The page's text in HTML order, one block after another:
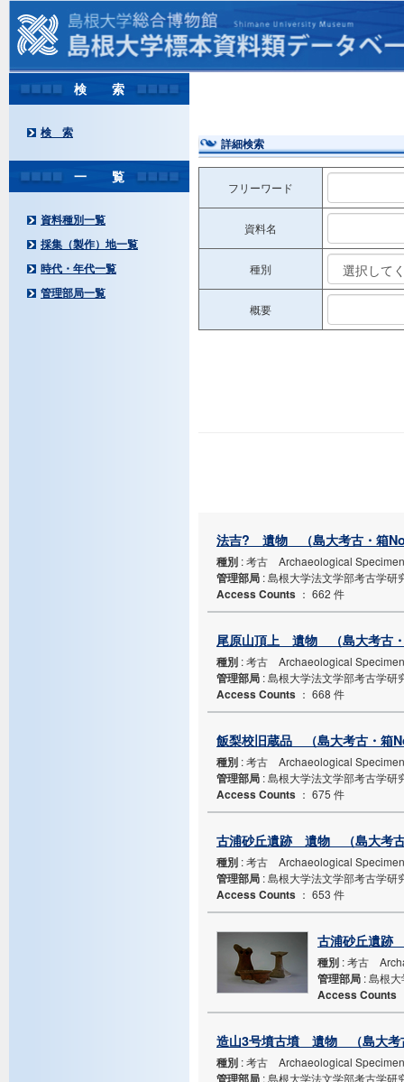
検 索
検 索
一 覧
資料種別一覧
採集（製作）地一覧
時代・年代一覧
管理部局一覧
詳細検索
フリーワード
資料名
種別
概要
法吉? 遺物 （島大考古・箱
種別 : 考古 Archaeological
管理部局 : 島根大学法文学部考古学研
Access Counts ： 662 件
尾原山頂上 遺物 （島大考古
種別 : 考古 Archaeological
管理部局 : 島根大学法文学部考古学研
Access Counts ： 668 件
飯梨校旧蔵品 （島大考古・箱
種別 : 考古 Archaeological
管理部局 : 島根大学法文学部考古学研
Access Counts ： 675 件
古浦砂丘遺跡 遺物 （島大考
種別 : 考古 Archaeological
管理部局 : 島根大学法文学部考古学研
Access Counts ： 653 件
古浦砂丘遺
種別 : 考古
管理部局 : 島根
Access Counts
造山3号墳古墳 遺物 （島大考
種別 : 考古 Archaeological
管理部局 : 島根大学法文学部考古学研